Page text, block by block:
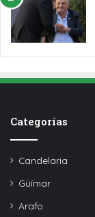
Categorías
Candelaria
Güímar
Arafo